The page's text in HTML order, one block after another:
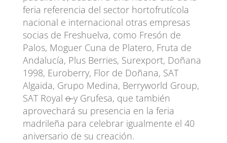
feria referencia del sector hortofrutícola
nacional e internacional otras empresas
socias de Freshuelva, como Fresón de
Palos, Moguer Cuna de Platero, Fruta de
Andalucía, Plus Berries, Surexport, Doñana
1998, Euroberry, Flor de Doñana, SAT
Algaida, Grupo Medina, Berryworld Group,
SAT Royaloy Grufesa, que también
aprovechará su presencia en la feria
madrileña para celebrar igualmente el 40
aniversario de su creación.